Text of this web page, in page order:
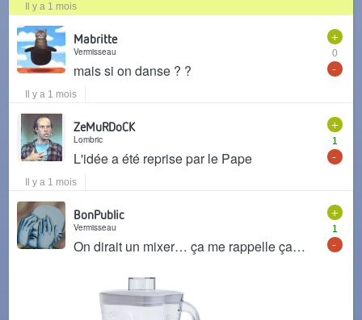
Il y a 1 mois
+
0
-
Mabritte
Vermisseau
mais si on danse ? ?
Il y a 1 mois
+
1
-
ZeMuRDoCK
Lombric
L'idée a été reprise par le Pape
Il y a 1 mois
+
1
-
BonPublic
Vermisseau
On dirait un mixer… ça me rappelle ça…